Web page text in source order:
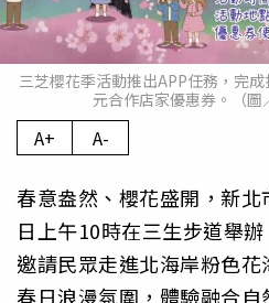
三芝櫻花季活動推出APP任務，完
元合作店家優惠券。（圖
A+ A-
春意盎然、櫻花盛開，新
日上午10時在三生步道舉
邀請民眾走進北海岸粉色
春日浪漫氛圍，體驗融合